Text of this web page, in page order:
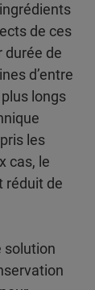
de ces
durée de
d’entre
longs
les
cas, le
réduit de
solution